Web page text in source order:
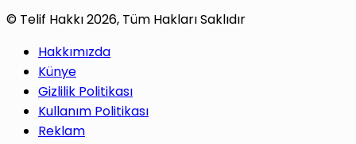
© Telif Hakkı 2026, Tüm Hakları Saklıdır
Hakkımızda
Künye
Gizlilik Politikası
Kullanım Politikası
Reklam